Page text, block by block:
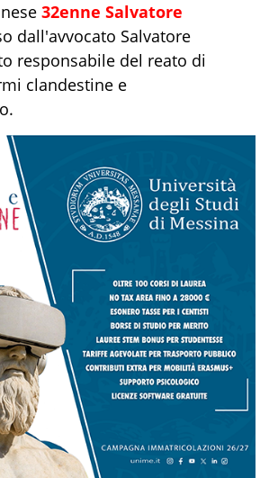
32enne Salvatore
dall'avvocato Salvatore
responsabile del reato di
clandestine e